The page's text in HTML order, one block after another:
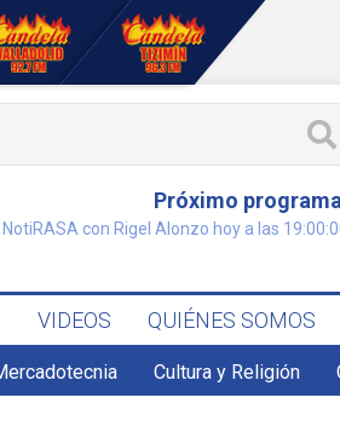
Próximo
NotiRASA con Rigel Alonzo hoy a las
VIDEOS QUIÉNES SOMOS
Cultura y Religión